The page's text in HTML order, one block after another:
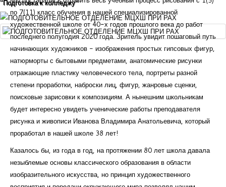
"Подготовка к колледжу"
по 7(11) класс обучения в нашей специализированной
художественной школе от 40-х годов прошлого века до работ
последнего полугодия 2020 года. Зритель увидит пошаговый путь
начинающих художников - изображения простых гипсовых фигур,
натюрморты с бытовыми предметами, анатомические рисунки
отражающие пластику человеческого тела, портреты разной
степени проработки, наброски лиц, фигур, жанровые сценки,
поисковые зарисовки к композициям. А нынешним школьникам
будет интересно увидеть ученические работы преподавателя
рисунка и живописи Иванова Владимира Анатольевича, который
проработал в нашей школе 38 лет!
Казалось бы, из года в год, на протяжении 80 лет школа давала
незыблемые основы классического образования в области
изобразительного искусства, но принцип художественного